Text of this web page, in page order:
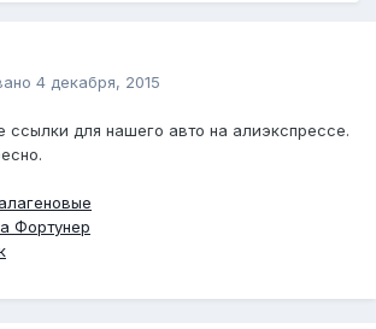
4 декабря, 2015
ссылки для нашего авто на алиэкспрессе.
Фортунер